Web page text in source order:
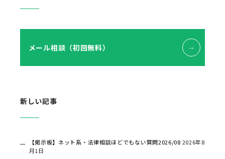
メール相談（初回無料）
新しい記事
【掲示板】ネット系・法律相談ほどでもない質問2026/08 2026年8
月1日